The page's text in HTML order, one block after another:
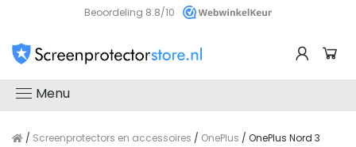
Beoordeling 8.8/10
Menu
/ Screenprotectors en accessoires / OnePlus / OnePlus Nord 3